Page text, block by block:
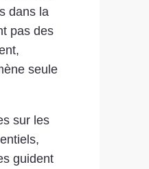
dans la
pas des
seule
sur les
guident